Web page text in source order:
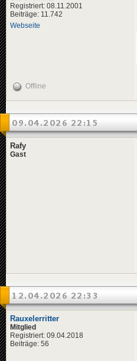
Registriert: 08.11.2001
Beiträge: 11.742
Webseite
Offline
09.04.2026 22:15
Rafy
Gast
12.04.2026 22:33
Rauxelerritter
Mitglied
Registriert: 09.04.2018
Beiträge: 56